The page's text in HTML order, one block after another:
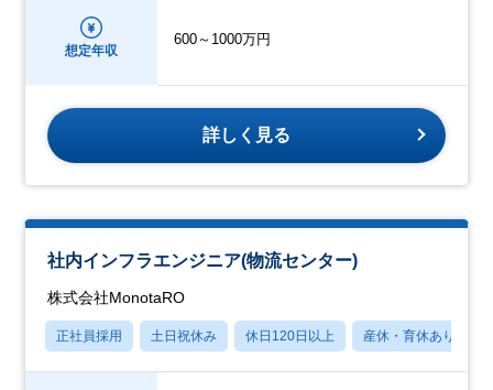
想定年収
600～1000万円
詳しく見る
社内インフラエンジニア(物流センター)
株式会社MonotaRO
正社員採用 土日祝休み 休日120日以上 産休・育休あり